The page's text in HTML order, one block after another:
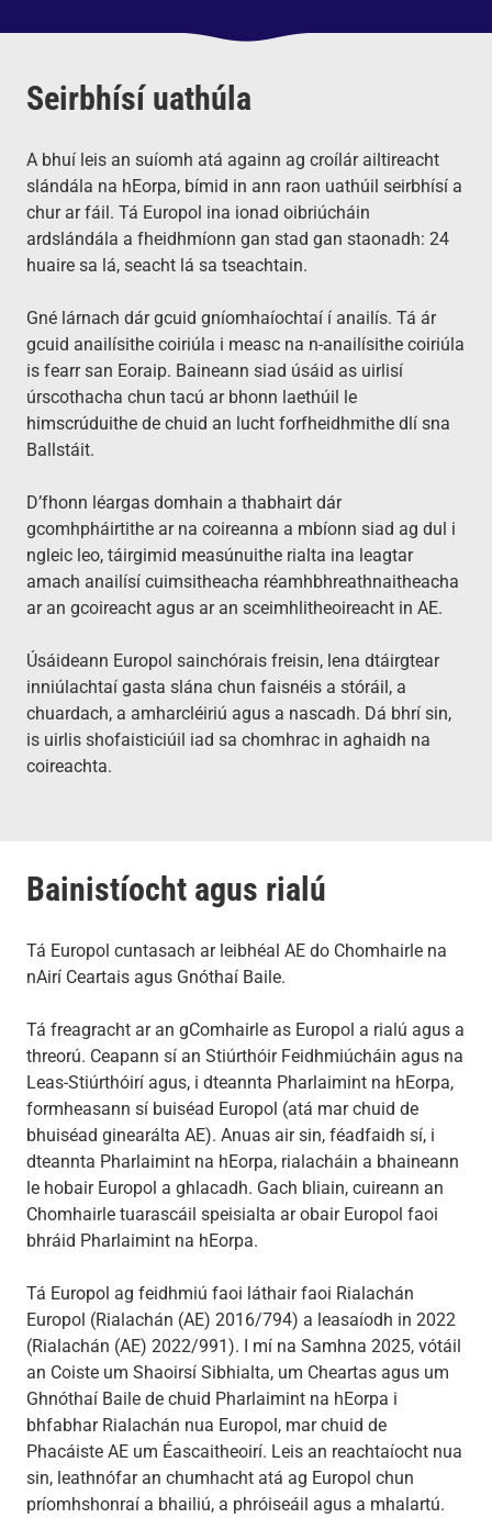
Seirbhísí uathúla
A bhuí leis an suíomh atá againn ag croílár ailtireacht
slándála na hEorpa, bímid in ann raon uathúil seirbhísí a
chur ar fáil. Tá Europol ina ionad oibriúcháin
ardslándála a fheidhmíonn gan stad gan staonadh: 24
huaire sa lá, seacht lá sa tseachtain.
Gné lárnach dár gcuid gníomhaíochtaí í anailís. Tá ár
gcuid anailísithe coiriúla i measc na n‑anailísithe coiriúla
is fearr san Eoraip. Baineann siad úsáid as uirlisí
úrscothacha chun tacú ar bhonn laethúil le
himscrúduithe de chuid an lucht forfheidhmithe dlí sna
Ballstáit.
D’fhonn léargas domhain a thabhairt dár
gcomhpháirtithe ar na coireanna a mbíonn siad ag dul i
ngleic leo, táirgimid measúnuithe rialta ina leagtar
amach anailísí cuimsitheacha réamhbhreathnaitheacha
ar an gcoireacht agus ar an sceimhlitheoireacht in AE.
Úsáideann Europol sainchórais freisin, lena dtáirgtear
inniúlachtaí gasta slána chun faisnéis a stóráil, a
chuardach, a amharcléiriú agus a nascadh. Dá bhrí sin,
is uirlis shofaisticiúil iad sa chomhrac in aghaidh na
coireachta.
Bainistíocht agus rialú
Tá Europol cuntasach ar leibhéal AE do Chomhairle na
nAirí Ceartais agus Gnóthaí Baile.
Tá freagracht ar an gComhairle as Europol a rialú agus a
threorú. Ceapann sí an Stiúrthóir Feidhmiúcháin agus na
Leas-Stiúrthóirí agus, i dteannta Pharlaimint na hEorpa,
formheasann sí buiséad Europol (atá mar chuid de
bhuiséad ginearálta AE). Anuas air sin, féadfaidh sí, i
dteannta Pharlaimint na hEorpa, rialacháin a bhaineann
le hobair Europol a ghlacadh. Gach bliain, cuireann an
Chomhairle tuarascáil speisialta ar obair Europol faoi
bhráid Pharlaimint na hEorpa.
Tá Europol ag feidhmiú faoi láthair faoi Rialachán
Europol (Rialachán (AE) 2016/794) a leasaíodh in 2022
(Rialachán (AE) 2022/991). I mí na Samhna 2025, vótáil
an Coiste um Shaoirsí Sibhialta, um Cheartas agus um
Ghnóthaí Baile de chuid Pharlaimint na hEorpa i
bhfabhar Rialachán nua Europol, mar chuid de
Phacáiste AE um Éascaitheoirí. Leis an reachtaíocht nua
sin, leathnófar an chumhacht atá ag Europol chun
príomhshonraí a bhailiú, a phróiseáil agus a mhalartú.